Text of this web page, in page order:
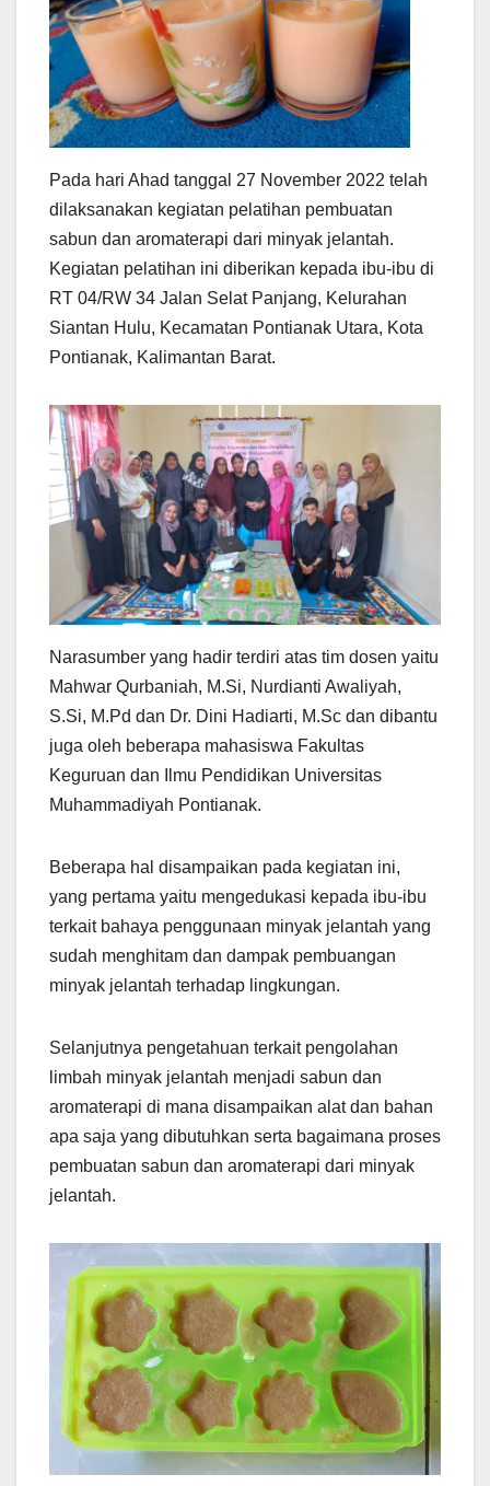
Pada hari Ahad tanggal 27 November 2022 telah
dilaksanakan kegiatan pelatihan pembuatan
sabun dan aromaterapi dari minyak jelantah.
Kegiatan pelatihan ini diberikan kepada ibu-ibu di
RT 04/RW 34 Jalan Selat Panjang, Kelurahan
Siantan Hulu, Kecamatan Pontianak Utara, Kota
Pontianak, Kalimantan Barat.
Narasumber yang hadir terdiri atas tim dosen yaitu
Mahwar Qurbaniah, M.Si, Nurdianti Awaliyah,
S.Si, M.Pd dan Dr. Dini Hadiarti, M.Sc dan dibantu
juga oleh beberapa mahasiswa Fakultas
Keguruan dan Ilmu Pendidikan Universitas
Muhammadiyah Pontianak.
Beberapa hal disampaikan pada kegiatan ini,
yang pertama yaitu mengedukasi kepada ibu-ibu
terkait bahaya penggunaan minyak jelantah yang
sudah menghitam dan dampak pembuangan
minyak jelantah terhadap lingkungan.
Selanjutnya pengetahuan terkait pengolahan
limbah minyak jelantah menjadi sabun dan
aromaterapi di mana disampaikan alat dan bahan
apa saja yang dibutuhkan serta bagaimana proses
pembuatan sabun dan aromaterapi dari minyak
jelantah.